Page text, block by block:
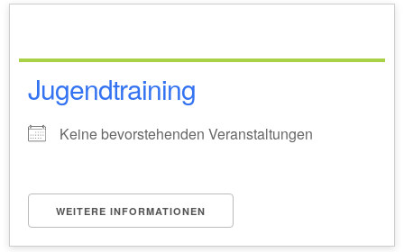
Jugendtraining
Keine bevorstehenden Veranstaltungen
WEITERE INFORMATIONEN